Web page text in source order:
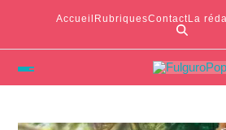
Accueil RubriquesContactLa